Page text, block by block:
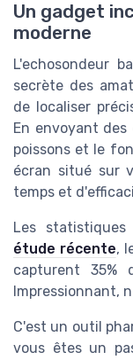
Un gadget
moderne
L'echosondeur
secrète des
de localiser
En envoyant
poissons et le
écran situé sur
temps et
Les
étude récente,
capturent 35%
Impressionnant,
C'est un outil
vous êtes un